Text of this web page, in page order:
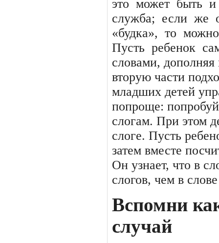
это может быть и
служба; если же
«будка», то можно
Пусть ребенок
словами,
вторую части
младших детей
попроще:
слогам. При этом
слоге. Пусть
затем вместе
Он узнает, что в
слогов, чем в
Вспомни
случай